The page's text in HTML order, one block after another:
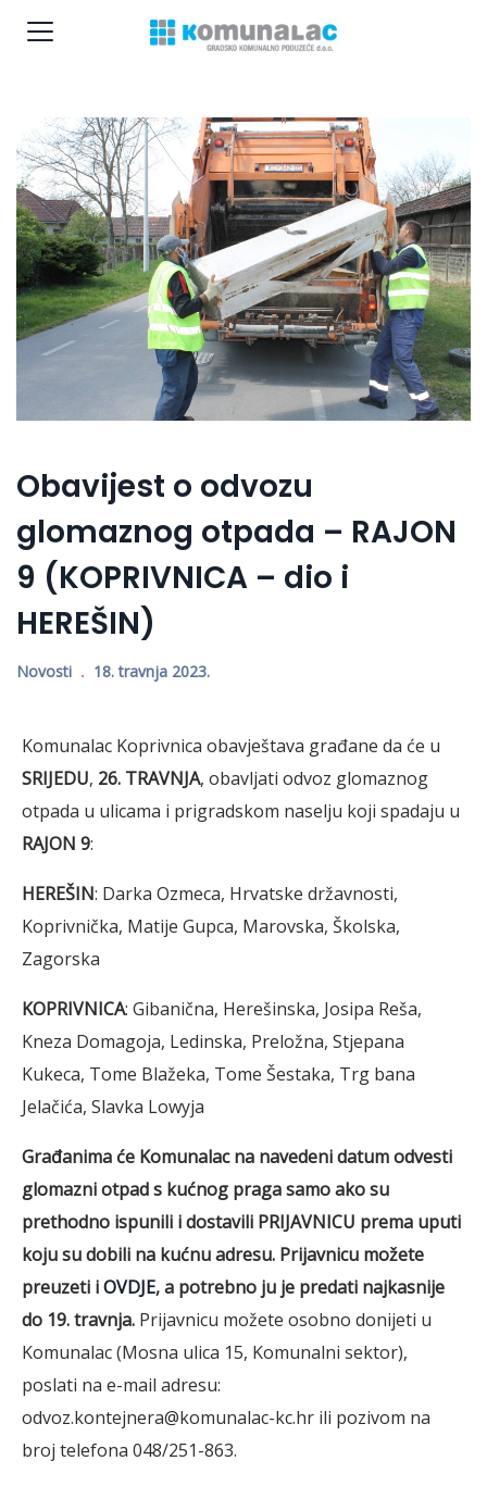
Obavijest o odvozu
glomaznog otpada – RAJON
9 (KOPRIVNICA – dio i
HEREŠIN)
Novosti 18. travnja 2023.
Komunalac Koprivnica obavještava građane da će u
SRIJEDU, 26. TRAVNJA, obavljati odvoz glomaznog
otpada u ulicama i prigradskom naselju koji spadaju u
RAJON 9:
HEREŠIN: Darka Ozmeca, Hrvatske državnosti,
Koprivnička, Matije Gupca, Marovska, Školska,
Zagorska
KOPRIVNICA: Gibanična, Herešinska, Josipa Reša,
Kneza Domagoja, Ledinska, Preložna, Stjepana
Kukeca, Tome Blažeka, Tome Šestaka, Trg bana
Jelačića, Slavka Lowyja
Građanima će Komunalac na navedeni datum odvesti
glomazni otpad s kućnog praga samo ako su
prethodno ispunili i dostavili PRIJAVNICU prema uputi
koju su dobili na kućnu adresu. Prijavnicu možete
preuzeti iOVDJE, a potrebno ju je predati najkasnije
do 19. travnja. Prijavnicu možete osobno donijeti u
Komunalac (Mosna ulica 15, Komunalni sektor),
poslati na e-mail adresu:
odvoz.kontejnera@komunalac-kc.hr ili pozivom na
broj telefona 048/251-863.